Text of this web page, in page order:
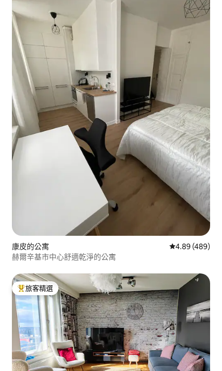
康皮的公寓 從 489 則評價
4.89 (489)
赫爾辛基市中心舒適乾淨的公寓
旅客精選榜首
旅客精選